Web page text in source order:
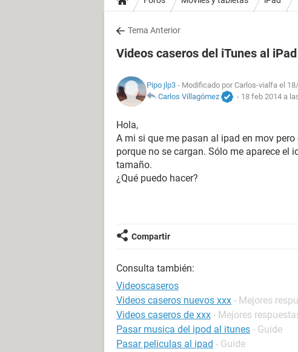
Tema Anterior
Videos caseros del iTunes al iPad
Pipo jlp3 - Modificado por Carlos-vialfa el
Carlos Villagómez
- 18 feb 2014 a
Hola,
A mi si que me pasan al ipad en mov
porque no se cargan. Sólo me aparece el
tamaño.
¿Qué puedo hacer?
Compartir
Consulta también:
Videoscaseros
Videos caseros nuevos xxx - Mejores
Videos caseros de xxx - Mejores
Pasar musica del ipod al itunes - Guide
Pasar peliculas al ipad - Guide